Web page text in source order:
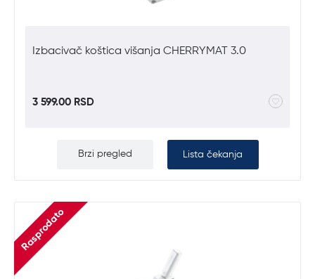
Brzi pregled Lista čekanja
Izbacivač koštica višanja CHERRYMAT 3.0
3 599.00 RSD
Rasprodato